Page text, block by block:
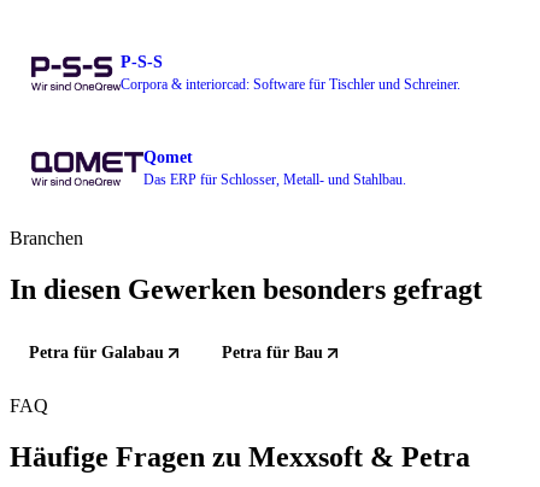
P-S-S
Corpora & interiorcad: Software für Tischler und Schreiner.
Qomet
Das ERP für Schlosser, Metall- und Stahlbau.
Branchen
In diesen Gewerken besonders gefragt
Petra für Galabau Petra für Bau
FAQ
Häufige Fragen zu Mexxsoft & Petra